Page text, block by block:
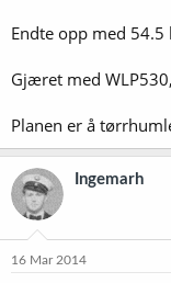
Endte opp med 54.5
Gjæret med
Planen er å
Ingemarh
16 Mar 2014